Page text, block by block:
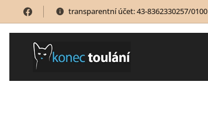
transparentní účet: 43-8362330257/0100